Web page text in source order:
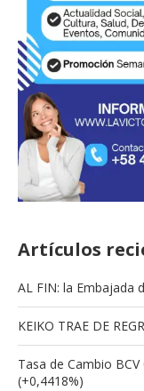
Artículos
AL FIN: la Embajada
KEIKO TRAE DE
Tasa de Cambio
(+0,4418%)